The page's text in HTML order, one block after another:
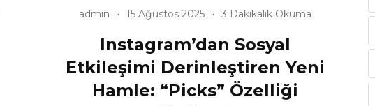
admin 15 Ağustos 2025 3 Dakikalık Okuma
Instagram’dan Sosyal
Etkileşimi Derinleştiren Yeni
Hamle: “Picks” Özelliği